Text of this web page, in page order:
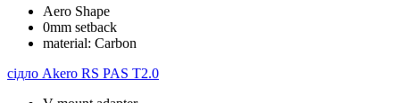
Aero Shape
0mm setback
material: Carbon
сідло Akero RS PAS T2.0